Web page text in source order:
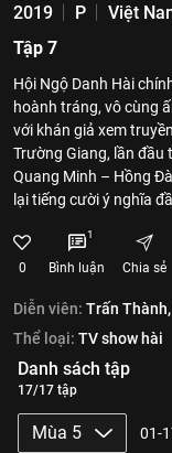
2019 P Việt
Tập 7
Hội Ngộ Danh Hài
hoành tráng, vô cùng
với khán giả xem
Trường Giang, lần đầu
Quang Minh – Hồng
lại tiếng cười ý nghĩa
0
1
Bình luận Chia sẻ
Diễn viên: Trấn Thành,
Thể loại: TV show hài
Danh sách tập
17/17 tập
Mùa 5 01-